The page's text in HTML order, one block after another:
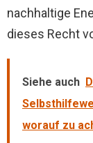
nachhaltige
dieses Recht
Siehe auch
worauf zu